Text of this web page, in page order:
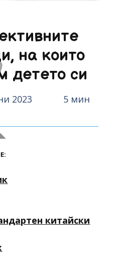
на които
детето си
2023 5 мин
китайски